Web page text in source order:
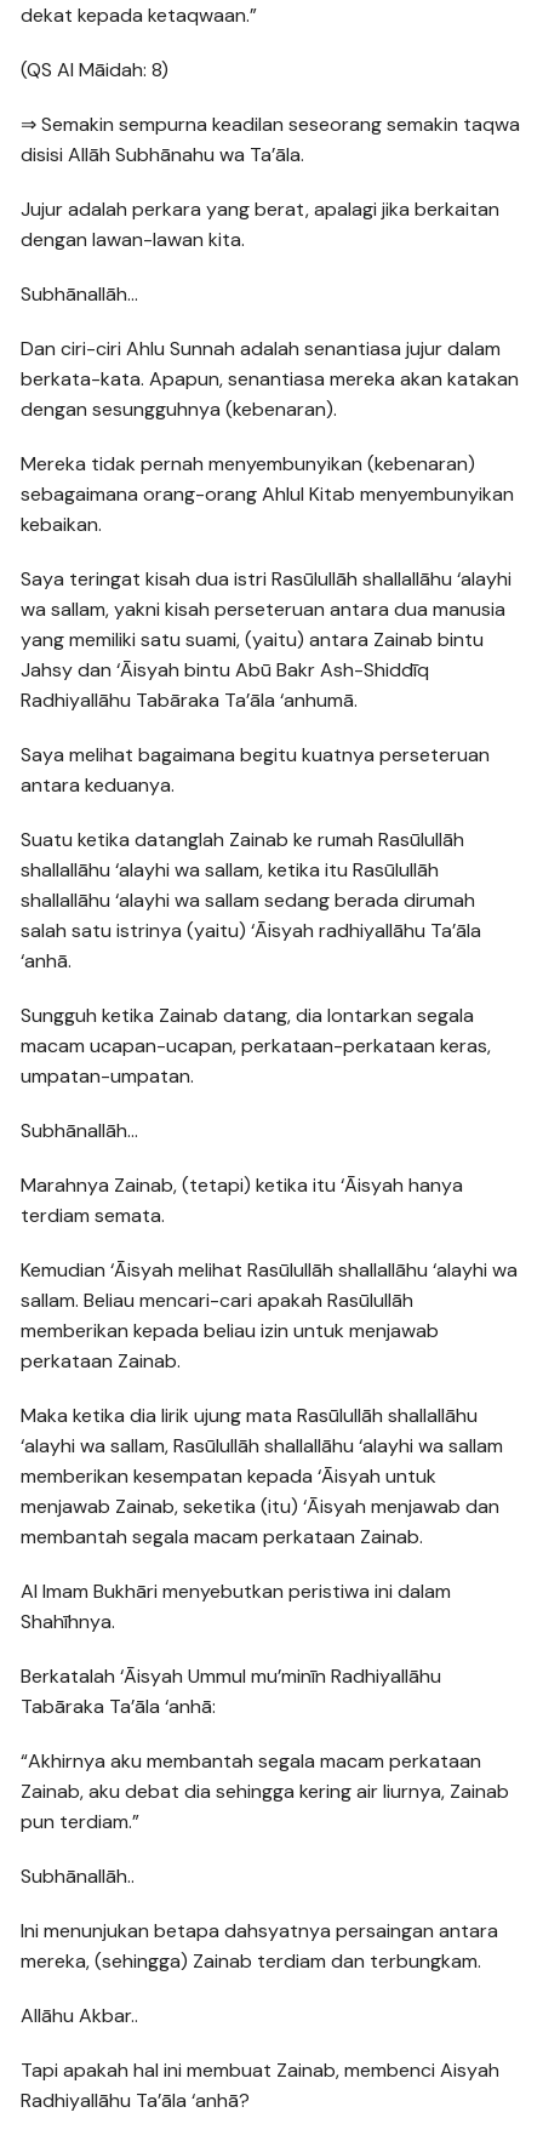
dekat kepada ketaqwaan.”
(QS Al Māidah: 8)
⇒ Semakin sempurna keadilan seseorang semakin taqwa
disisi Allāh Subhānahu wa Ta’āla.
Jujur adalah perkara yang berat, apalagi jika berkaitan
dengan lawan-lawan kita.
Subhānallāh…
Dan ciri-ciri Ahlu Sunnah adalah senantiasa jujur dalam
berkata-kata. Apapun, senantiasa mereka akan katakan
dengan sesungguhnya (kebenaran).
Mereka tidak pernah menyembunyikan (kebenaran)
sebagaimana orang-orang Ahlul Kitab menyembunyikan
kebaikan.
Saya teringat kisah dua istri Rasūlullāh shallallāhu ‘alayhi
wa sallam, yakni kisah perseteruan antara dua manusia
yang memiliki satu suami, (yaitu) antara Zainab bintu
Jahsy dan ‘Āisyah bintu Abū Bakr Ash-Shiddīq
Radhiyallāhu Tabāraka Ta’āla ‘anhumā.
Saya melihat bagaimana begitu kuatnya perseteruan
antara keduanya.
Suatu ketika datanglah Zainab ke rumah Rasūlullāh
shallallāhu ‘alayhi wa sallam, ketika itu Rasūlullāh
shallallāhu ‘alayhi wa sallam sedang berada dirumah
salah satu istrinya (yaitu) ‘Āisyah radhiyallāhu Ta’āla
‘anhā.
Sungguh ketika Zainab datang, dia lontarkan segala
macam ucapan-ucapan, perkataan-perkataan keras,
umpatan-umpatan.
Subhānallāh…
Marahnya Zainab, (tetapi) ketika itu ‘Āisyah hanya
terdiam semata.
Kemudian ‘Āisyah melihat Rasūlullāh shallallāhu ‘alayhi wa
sallam. Beliau mencari-cari apakah Rasūlullāh
memberikan kepada beliau izin untuk menjawab
perkataan Zainab.
Maka ketika dia lirik ujung mata Rasūlullāh shallallāhu
‘alayhi wa sallam, Rasūlullāh shallallāhu ‘alayhi wa sallam
memberikan kesempatan kepada ‘Āisyah untuk
menjawab Zainab, seketika (itu) ‘Āisyah menjawab dan
membantah segala macam perkataan Zainab.
Al Imam Bukhāri menyebutkan peristiwa ini dalam
Shahīhnya.
Berkatalah ‘Āisyah Ummul mu’minīn Radhiyallāhu
Tabāraka Ta’āla ‘anhā:
“Akhirnya aku membantah segala macam perkataan
Zainab, aku debat dia sehingga kering air liurnya, Zainab
pun terdiam.”
Subhānallāh..
Ini menunjukan betapa dahsyatnya persaingan antara
mereka, (sehingga) Zainab terdiam dan terbungkam.
Allāhu Akbar..
Tapi apakah hal ini membuat Zainab, membenci Aisyah
Radhiyallāhu Ta’āla ‘anhā?